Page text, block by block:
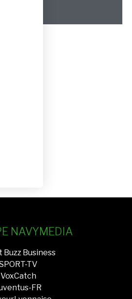
NAVYMEDIA
Buzz Business
TV
VoxCatch
FR